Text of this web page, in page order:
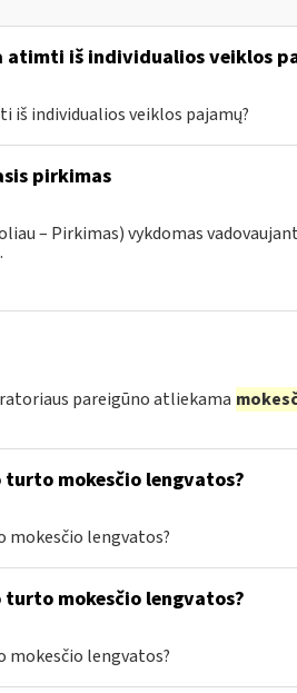
atimti iš individualios veiklos
iš individualios veiklos pajamų?
pirkimas
– Pirkimas) vykdomas
pareigūno atliekama
mokesčio lengvatos?
lengvatos?
mokesčio lengvatos?
lengvatos?